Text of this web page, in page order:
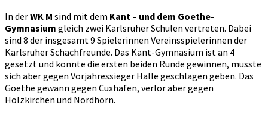
In derWK M sind mit dem Kant – und dem Goethe-
Gymnasium gleich zwei Karlsruher Schulen vertreten. Dabei
sind 8 der insgesamt 9 Spielerinnen Vereinsspielerinnen der
Karlsruher Schachfreunde. Das Kant-Gymnasium ist an 4
gesetzt und konnte die ersten beiden Runde gewinnen, musste
sich aber gegen Vorjahressieger Halle geschlagen geben. Das
Goethe gewann gegen Cuxhafen, verlor aber gegen
Holzkirchen und Nordhorn.